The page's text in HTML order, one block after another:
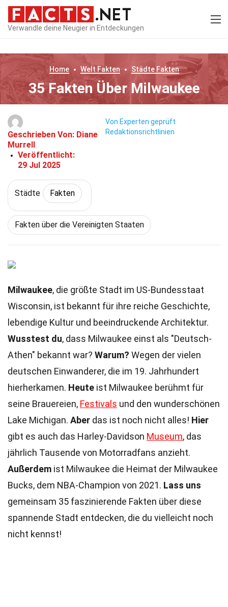
Verwandle deine Neugier in Entdeckungen
Home Welt Fakten StädteFakten
35 Fakten Über Milwaukee
Geschrieben Von: Diane
Murrell
Veröffentlicht:
29 Jul 2025
Von Experten geprüft
Redaktionsrichtlinien
Städte Fakten
Fakten über die Vereinigten Staaten
Milwaukee, die größte Stadt im US-Bundesstaat
Wisconsin, ist bekannt für ihre reiche Geschichte,
lebendige Kultur und beeindruckende Architektur.
Wusstest du, dass Milwaukee einst als "Deutsch-
Athen" bekannt war? Warum? Wegen der vielen
deutschen Einwanderer, die im 19. Jahrhundert
hierherkamen. Heute ist Milwaukee berühmt für
seine Brauereien, Festivals und den wunderschönen
Lake Michigan. Aber das ist noch nicht alles! Hier
gibt es auch das Harley-Davidson Museum, das
jährlich Tausende von Motorradfans anzieht.
Außerdem ist Milwaukee die Heimat der Milwaukee
Bucks, dem NBA-Champion von 2021. Lass uns
gemeinsam 35 faszinierende Fakten über diese
spannende Stadt entdecken, die du vielleicht noch
nicht kennst!